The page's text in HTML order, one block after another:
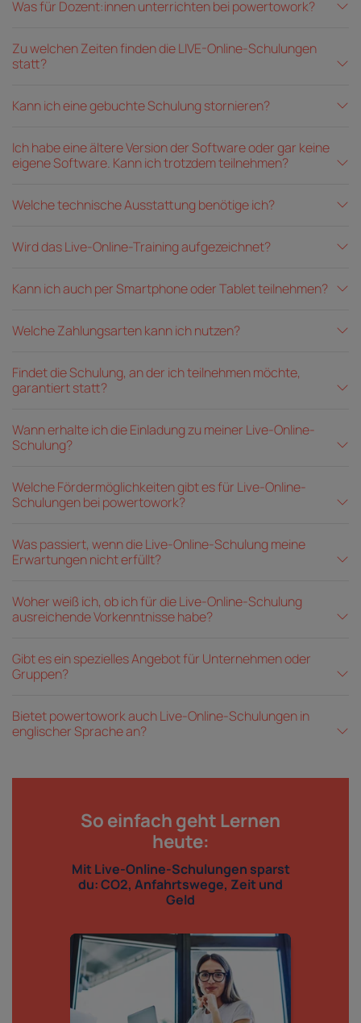
Was für Dozent:innen unterrichten bei powertowork?
Zu welchen Zeiten finden die LIVE-Online-Schulungen
statt?
Kann ich eine gebuchte Schulung stornieren?
Ich habe eine ältere Version der Software oder gar keine
eigene Software. Kann ich trotzdem teilnehmen?
Welche technische Ausstattung benötige ich?
Wird das Live-Online-Training aufgezeichnet?
Kann ich auch per Smartphone oder Tablet teilnehmen?
Welche Zahlungsarten kann ich nutzen?
Findet die Schulung, an der ich teilnehmen möchte,
garantiert statt?
Wann erhalte ich die Einladung zu meiner Live-Online-
Schulung?
Welche Fördermöglichkeiten gibt es für Live-Online-
Schulungen bei powertowork?
Was passiert, wenn die Live-Online-Schulung meine
Erwartungen nicht erfüllt?
Woher weiß ich, ob ich für die Live-Online-Schulung
ausreichende Vorkenntnisse habe?
Gibt es ein spezielles Angebot für Unternehmen oder
Gruppen?
Bietet powertowork auch Live-Online-Schulungen in
englischer Sprache an?
So einfach geht Lernen
heute:
Mit Live-Online-Schulungen sparst
du: CO2, Anfahrtswege, Zeit und
Geld